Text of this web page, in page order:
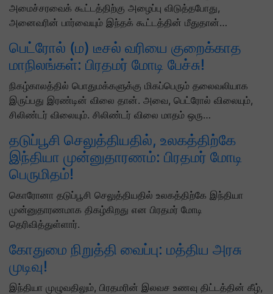
அமைச்சரவைக் கூட்டத்திற்கு அழைப்பு விடுத்தபோது, ​​
அனைவரின் பார்வையும் இந்தக் கூட்டத்தின் மீதுதான்…
பெட்ரோல் (ம) டீசல் வரியை குறைக்காத
மாநிலங்கள்: பிரதமர் மோடி பேச்சு!
நிகழ்காலத்தில் பொதுமக்களுக்கு மிகப்பெரும் தலைவலியாக
இருப்பது இரண்டின் விலை தான். அவை, பெட்ரோல் விலையும்,
சிலிண்டர் விலையும். சிலிண்டர் விலை மாதம் ஒரு…
தடுப்பூசி செலுத்தியதில், உலகத்திற்கே
இந்தியா முன்னுதாரணம்: பிரதமர் மோடி
பெருமிதம்!
கொரோனா தடுப்பூசி செலுத்தியதில் உலகத்திற்கே இந்தியா
முன்னுதாரணமாக திகழ்கிறது என பிரதமர் மோடி
தெரிவித்துள்ளார்.
கோதுமை நிறுத்தி வைப்பு: மத்திய அரசு
முடிவு!
இந்தியா முழுவதிலும், பிரதமரின் இலவச உணவு திட்டத்தின் கீழ்,